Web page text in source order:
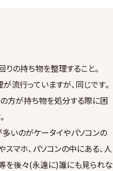
りの持ち物を整理すること。
流行っていますが、同じです。
方が持ち物を処分する際に困
いのがケータイやパソコンの
マホ、パソコンの中にある、人
を後々(永遠に)誰にも見られな